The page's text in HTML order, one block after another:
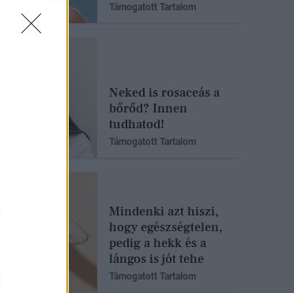
Támogatott Tartalom
Neked is rosaceás a
bőrőd? Innen
tudhatod!
Támogatott Tartalom
Mindenki azt hiszi,
hogy egészségtelen,
pedig a hekk és a
lángos is jót tehe
Támogatott Tartalom